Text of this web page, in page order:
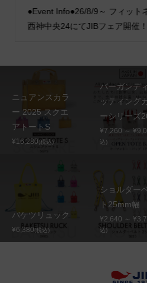
●Event Info●26/8/9～ フィット
西神中央24にてJIBフェア開催！
ニュアンスカラ
ー 2025 スクエ
アトートS
¥16,280(税込)
バーガンデ
ッティング
ーシリーズ
¥7,260 ～
込)
バケツリュック
¥6,380(税込)
ショルダー
ト25mm幅
¥2,640 ～
込)